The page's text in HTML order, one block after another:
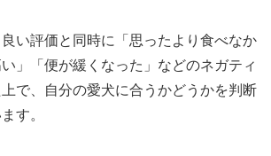
い評価と同時に「思ったより食べなか
」「便が緩くなった」などのネガティ
で、自分の愛犬に合うかどうかを判断
す。